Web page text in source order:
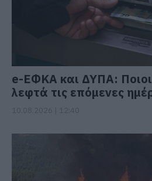
e-ΕΦΚΑ και ΔΥΠΑ:
λεφτά τις επόμενες